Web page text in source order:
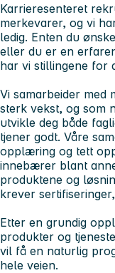
Karrieresenteret
merkevarer, og vi
ledig. Enten du
eller du er en
har vi stillingene for
Vi samarbeider med
sterk vekst, og som
utvikle deg både
tjener godt. Våre
opplæring og tett
innebærer blant
produktene og
krever
Etter en grundig
produkter og
vil få en naturlig
hele veien.